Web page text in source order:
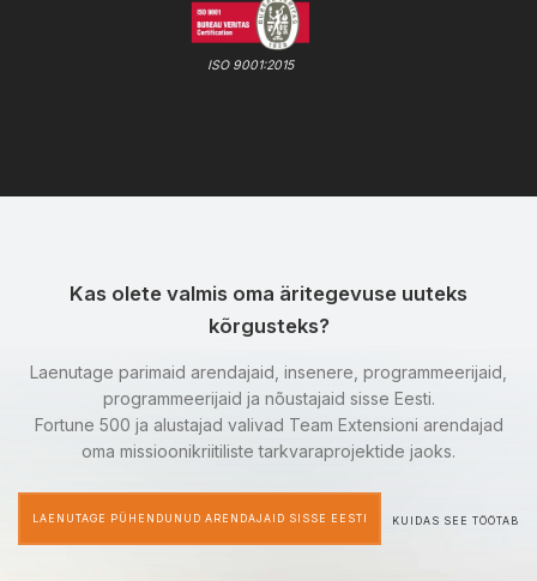
ISO 9001:2015
Kas olete valmis oma äritegevuse uuteks
kõrgusteks?
Laenutage parimaid arendajaid, insenere, programmeerijaid,
programmeerijaid ja nõustajaid sisse Eesti.
Fortune 500 ja alustajad valivad Team Extensioni arendajad
oma missioonikriitiliste tarkvaraprojektide jaoks.
LAENUTAGE PÜHENDUNUD ARENDAJAID SISSE EESTI KUIDAS SEE TÖÖTAB